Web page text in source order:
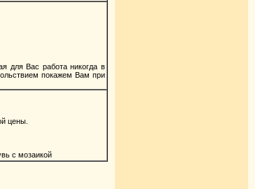
для Вас работа никогда в
покажем Вам при
цены.
с мозаикой